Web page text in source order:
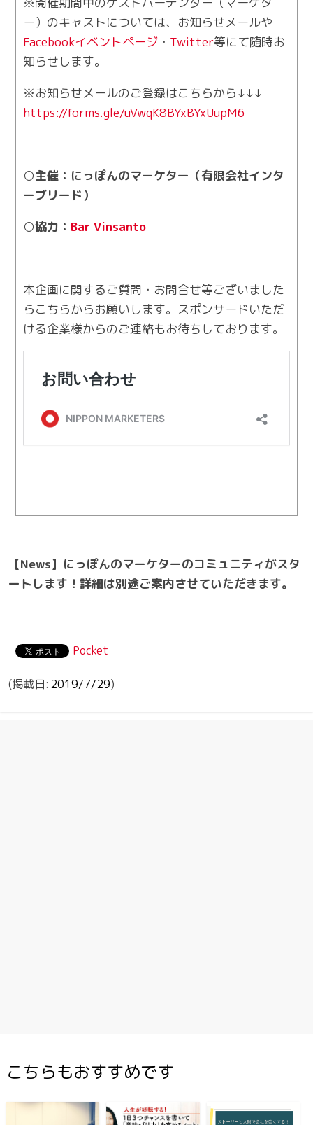
ー）のキャストについては、お知らせメールや
Facebookイベントページ ・ Twitter等にて随時お
知らせします。
※お知らせメールのご登録はこちらから↓↓↓
https://forms.gle/uVwqK8BYxBYxUupM6
○主催：にっぽんのマーケター（有限会社インタ
ーブリード）
○協力： Bar Vinsanto
本企画に関するご質問・お問合せ等ございました
らこちらからお願いします。スポンサードいただ
ける企業様からのご連絡もお待ちしております。
【News】にっぽんのマーケターのコミュニティがスタ
ートします！詳細は別途ご案内させていただきます。
Pocket
2019/7/29
こちらもおすすめです